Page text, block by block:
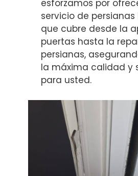
esforzamos por
servicio de
que cubre desde la
puertas hasta la
persianas,
la máxima calidad y
para usted.